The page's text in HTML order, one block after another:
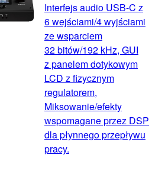
Interfejs audio USB-C z
6 wejściami/4 wyjściami
ze wsparciem
32 bitów/192 kHz, GUI
z panelem dotykowym
LCD z fizycznym
regulatorem,
Miksowanie/efekty
wspomagane przez DSP
dla płynnego przepływu
pracy.